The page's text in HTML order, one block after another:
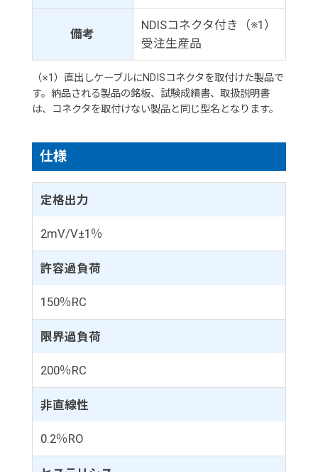
備考
NDISコネクタ付き（※1）
受注生産品
（※1）直出しケーブルにNDISコネクタを取付けた製品で
す。納品される製品の銘板、試験成績書、取扱説明書
は、コネクタを取付けない製品と同じ型名となります。
仕様
定格出力
2mV/V±1％
許容過負荷
150％RC
限界過負荷
200％RC
非直線性
0.2％RO